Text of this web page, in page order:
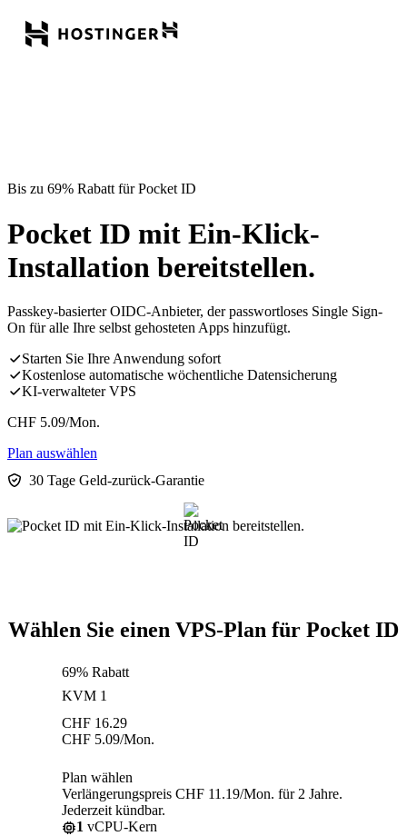
Bis zu 69% Rabatt für Pocket ID
Pocket ID mit Ein-Klick-
Installation bereitstellen.
Passkey-basierter OIDC-Anbieter, der passwortloses Single Sign-
On für alle Ihre selbst gehosteten Apps hinzufügt.
Starten Sie Ihre Anwendung sofort
Kostenlose automatische wöchentliche Datensicherung
KI-verwalteter VPS
CHF 5.09/Mon.
Plan auswählen
30 Tage Geld-zurück-Garantie
Wählen Sie einen VPS-Plan für Pocket ID
69% Rabatt
KVM 1
CHF 16.29
CHF 5.09/Mon.
Plan wählen
Verlängerungspreis CHF 11.19/Mon. für 2 Jahre.
Jederzeit kündbar.
1 vCPU-Kern